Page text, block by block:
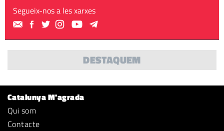
Segueix-nos a les xarxes
DESTAQUEM
Catalunya M'agrada
Qui som
Contacte